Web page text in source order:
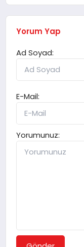
Yorum Yap
Ad Soyad:
E-Mail:
Yorumunuz: